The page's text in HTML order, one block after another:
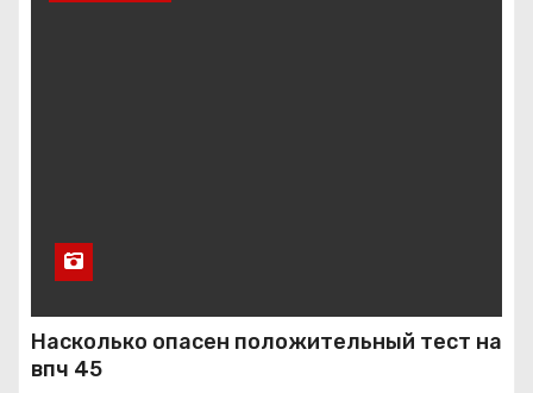
Насколько опасен положительный тест на
впч 45